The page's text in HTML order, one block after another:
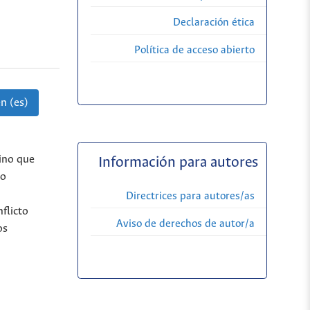
(es)
que
Declaración ética
Política de acceso abierto
Información para autores
Directrices para autores/as
Aviso de derechos de autor/a